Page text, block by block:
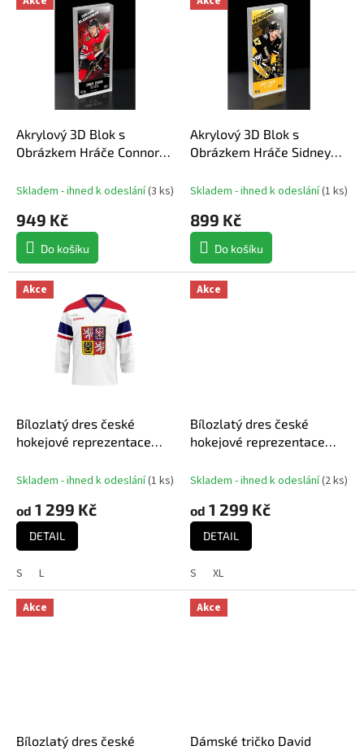
Nejdražší
Nejprodávanější
Abecedně
Akrylový 3D Blok s
Obrázkem Hráče Connor
Skladem - ihned k odeslání(3 ks)
949 Kč
Do košíku
Akrylový 3D Blok s
Obrázkem Hráče Sidney
Skladem - ihned k odeslání(1 ks)
899 Kč
Do košíku
Akce
Bílozlatý dres české
hokejové reprezentace
MISTŘI 2024 CCM Fandres
Skladem - ihned k odeslání(1 ks)
od 1 299 Kč
DETAIL
S L
Akce
Bílozlatý dres české
hokejové reprezentace
MISTŘI 2024 CCM Fandres
Skladem - ihned k odeslání(2 ks)
od 1 299 Kč
DETAIL
S XL
Akce
Bílozlatý dres české
Akce
Dámské tričko David